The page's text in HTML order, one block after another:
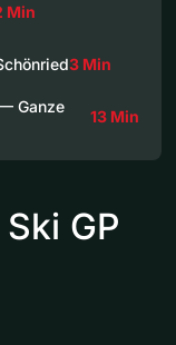
Min
3 Min
Ganze
13 Min
GP